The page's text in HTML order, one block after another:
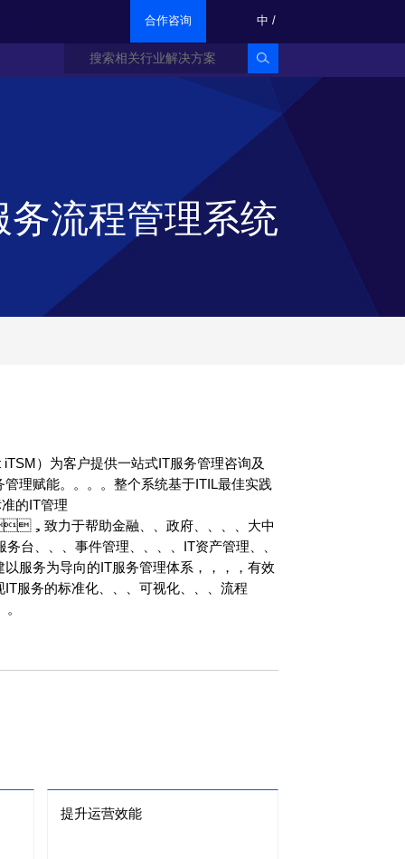
合作咨询 中 /
流程管理系统
）为客户提供一站式IT服务管理咨询及
理赋能。。。。整个系统基于ITIL最佳实践
的IT管理
助金融、、政府、、、、大中
、事件管理、、、、IT资产管理、、
以服务为导向的IT服务管理体系，，，，有效
的标准化、、、可视化、、、流程
。
提升运营效能